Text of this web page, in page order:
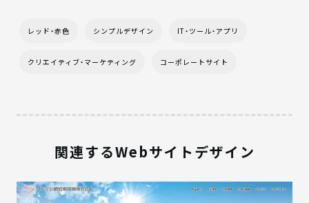
レッド・赤色 シンプルデザイン IT・ツール・アプリ
クリエイティブ・マーケティング コーポレートサイト
関連するWebサイトデザイン